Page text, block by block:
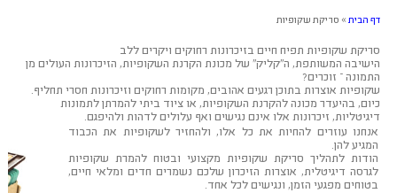
דף הבית» סריקת שקופיות
סריקת שקופיות תפיח חיים בזיכרונות רחוקים ויקרים ללב
הישיבה המשותפת, ה"קליק" של מכונת הקרנת השקופיות, הזיכרונות העולים מן
התמונה – זוכרים?
שקופיות אוצרות בתוכן רגעים אהובים, מקומות רחוקים וזיכרונות חסרי תחליף.
כיום, בהיעדר מכונה להקרנת השקופיות, או ציוד ביתי להמרתן לתמונות
דיגיטליות, זיכרונות אלו אינם נגישים ואף עלולים לדהות ולהיפגם.
אנחנו עוזרים להחיות את כל אלו, ולהחזיר לשקופיות את הכבוד
המגיע להן.
הודות לתהליך סריקת שקופיות מקצועי ובטוח להמרת שקופיות
לגרסה דיגיטלית, אוצרות הזיכרון שלכם נשמרים חדים ומלאי חיים,
בטוחים מפגעי הזמן, ונגישים לכל אחד.